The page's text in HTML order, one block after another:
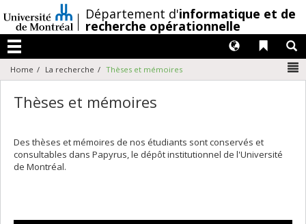
au
contenu
/Département d'informatique et de
recherche opérationnelle
Menu
Liens
Langues
Home La recherche Thèses et mémoires
Thèses et mémoires
Des thèses et mémoires de nos étudiants sont conservés et
consultables dans Papyrus, le dépôt institutionnel de l'Université
de Montréal.